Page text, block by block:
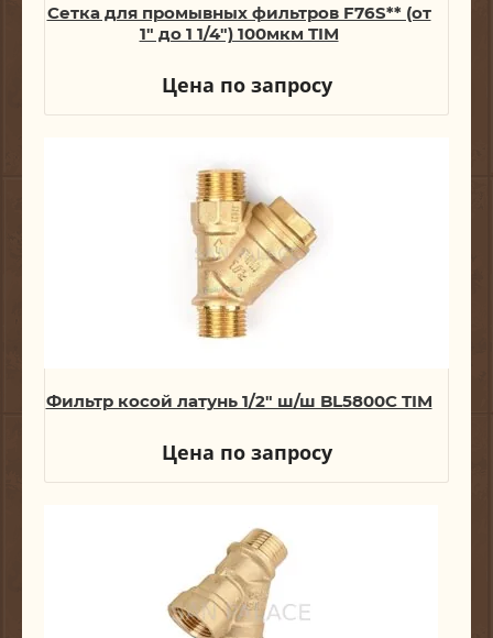
Сетка для промывных фильтров F76S** (от
1" до 1 1/4") 100мкм TIM
Цена по запросу
Фильтр косой латунь 1/2" ш/ш BL5800C TIM
Цена по запросу